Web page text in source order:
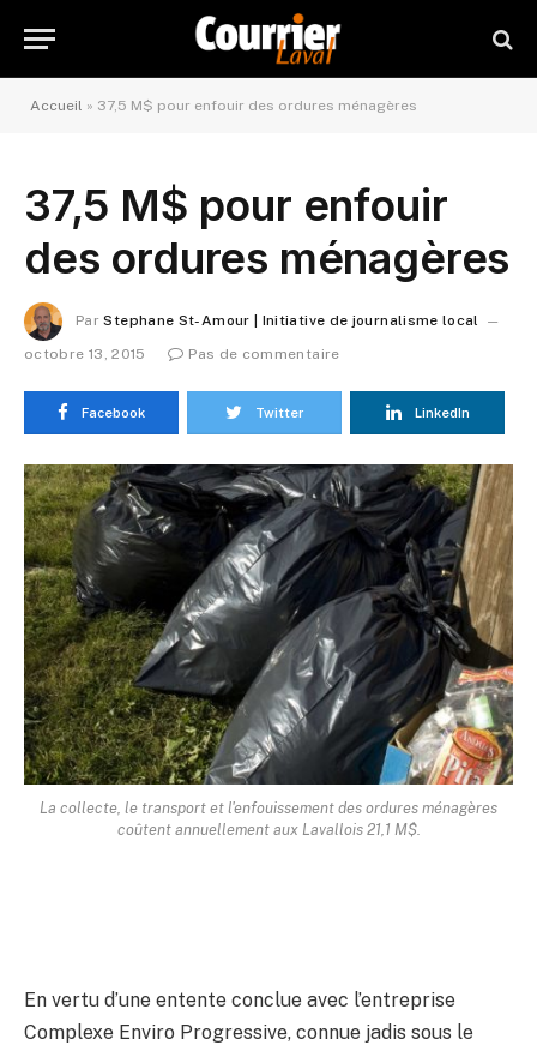
Accueil » 37,5 M$ pour enfouir des ordures ménagères
37,5 M$ pour enfouir
des ordures ménagères
Par Stephane St-Amour | Initiative de journalisme local
octobre 13, 2015
Pas de commentaire
Facebook Twitter LinkedIn
La collecte, le transport et l'enfouissement des ordures ménagères
coûtent annuellement aux Lavallois 21,1 M$.
En vertu d’une entente conclue avec l’entreprise
Complexe Enviro Progressive, connue jadis sous le